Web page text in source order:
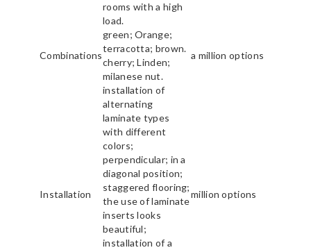
rooms with a high
load.
Combinations
green; Orange;
terracotta; brown.
cherry; Linden;
milanese nut.
a million options
Installation
installation of
alternating
laminate types
with different
colors;
perpendicular; in a
diagonal position;
staggered flooring;
the use of laminate
inserts looks
beautiful;
installation of a
million options